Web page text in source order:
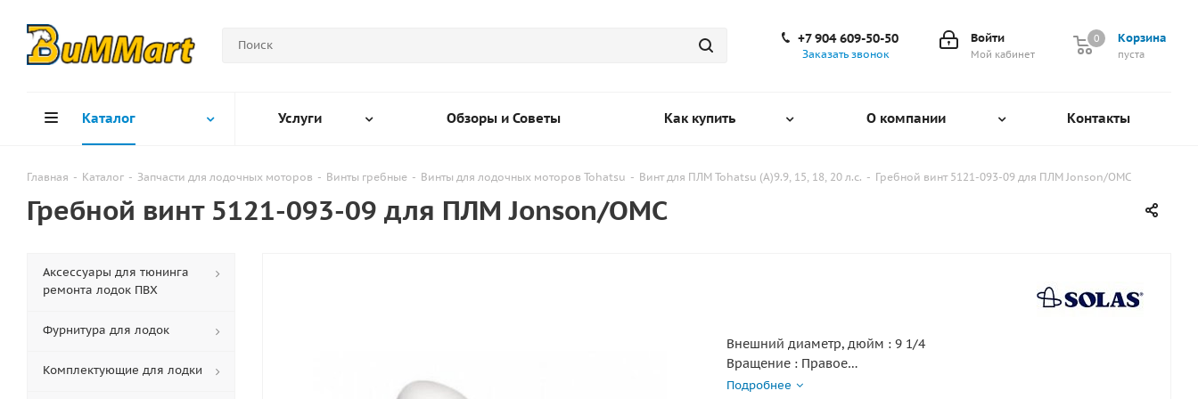
Корзина
0
пуста
0
Войти
Мой кабинет
+7 904 609-50-50
Заказать звонок
Каталог Услуги Обзоры и Советы Как купить О компании Контакты
Главная - Каталог - Запчасти для лодочных моторов - Винты гребные - Винты для лодочных моторов Tohatsu - Винт для ПЛМ Tohatsu (A)9.9, 15, 18, 20 л.с. - Гребной винт 5121-093-09 для ПЛМ Jonson/OMC
Гребной винт 5121-093-09 для ПЛМ Jonson/OMC
Внешний диаметр, дюйм : 9 1/4
Вращение : Правое
Количество лопастей : 3
Подробнее
Аксессуары для тюнинга
ремонта лодок ПВХ
Фурнитура для лодок
Комплектующие для лодки